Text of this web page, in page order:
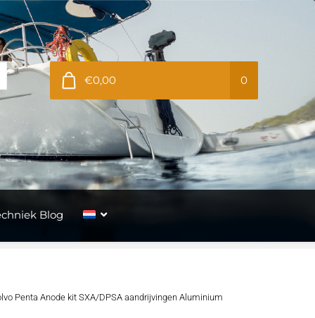
€0,00 0
Blog
Penta Anode kit SXA/DPSA aandrijvingen Aluminium